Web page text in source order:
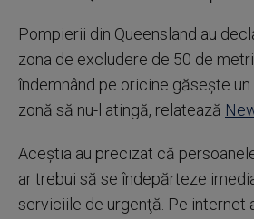
Pompierii din Queensland au
zona de excludere de 50 de
îndemnând pe oricine găseşte
zonă să nu-l atingă, relatează
Aceştia au precizat că
ar trebui să se îndepărteze
serviciile de urgenţă. Pe internet